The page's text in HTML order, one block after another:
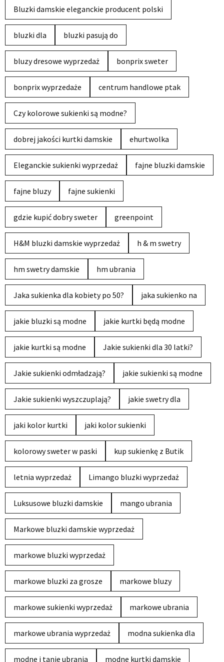
Bluzki damskie eleganckie producent polski
bluzki dla bluzki pasują do
bluzy dresowe wyprzedaż bonprix sweter
bonprix wyprzedaże centrum handlowe ptak
Czy kolorowe sukienki są modne?
dobrej jakości kurtki damskie ehurtwolka
Eleganckie sukienki wyprzedaż fajne bluzki damskie
fajne bluzy fajne sukienki
gdzie kupić dobry sweter greenpoint
H&M bluzki damskie wyprzedaż h & m swetry
hm swetry damskie hm ubrania
Jaka sukienka dla kobiety po 50? jaka sukienko na
jakie bluzki są modne jakie kurtki będą modne
jakie kurtki są modne Jakie sukienki dla 30 latki?
Jakie sukienki odmładzają? jakie sukienki są modne
Jakie sukienki wyszczuplają? jakie swetry dla
jaki kolor kurtki jaki kolor sukienki
kolorowy sweter w paski kup sukienkę z Butik
letnia wyprzedaż Limango bluzki wyprzedaż
Luksusowe bluzki damskie mango ubrania
Markowe bluzki damskie wyprzedaż
markowe bluzki wyprzedaż
markowe bluzki za grosze markowe bluzy
markowe sukienki wyprzedaż markowe ubrania
markowe ubrania wyprzedaż modna sukienka dla
modne i tanie ubrania modne kurtki damskie